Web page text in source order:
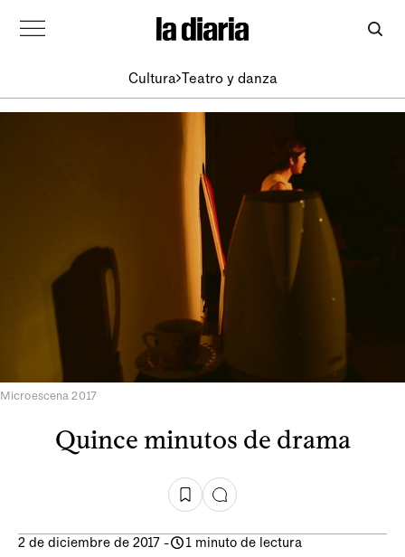
Cultura Teatro y danza
Microescena 2017
Quince minutos de drama
2 de diciembre de 2017 - 1 minuto de lectura